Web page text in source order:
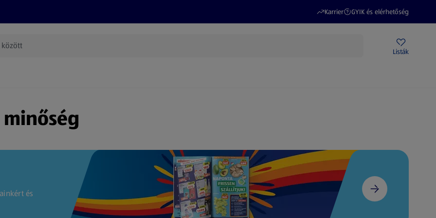
Karrier
(új oldalon nyílik meg)
GYIK és elérhetőség
(új oldalon nyílik meg)
Listák
és